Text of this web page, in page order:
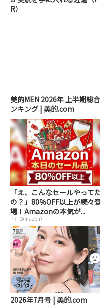
R）
美的MEN 2026年 上半期総
ンキング | 美的.com
「え、こんなセールやって
の？」80％OFF以上が続々
場！Amazonの本気が...
PR（Amazon）
2026年7月号 | 美的.com